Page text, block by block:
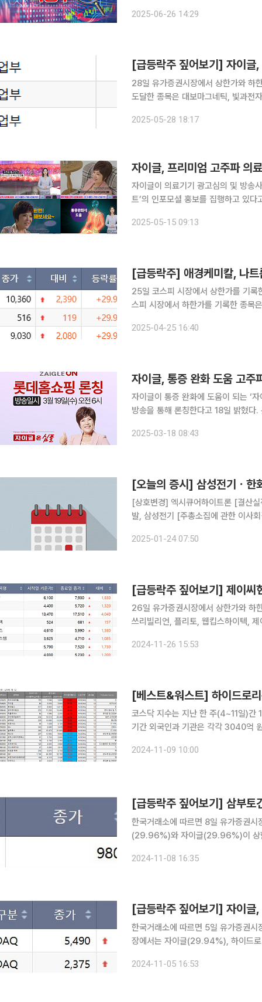
따르면 테슬라는 지난 22일(현지시간
2025-06-26 14:29
[급등락주 짚어보기] 자이
28일 유가증권시장에서 상한가와 하한가를 기록한 종
도달한 종목은 대보마그네틱, 빛과전자, 자이글 등 3개
이글은 각각 29.95%, 29.90% 상승
2025-05-28 18:17
자이글, 프리미엄 고주파 의
자이글이 의료기기 광고심의 및 방송
트’의 인포모셜 홍보를 집행하고 있
응시켜 생기는 진동으로 체내 생체
2025-05-15 09:13
[급등락주] 애경케미칼, 나트
25일 코스피 시장에서 상한가를 기
스피 시장에서 하한가를 기록한 종목은 없었다. 애경케미칼은 전 거래일보
2025-04-25 16:40
자이글, 통증 완화 도움 고주
자이글이 통증 완화에 도움이 되는 ‘
방송을 통해 론칭한다고 18일 밝혔다. 롯데홈쇼핑 간판 스타 박현태 쇼호스트와 함께 진행할 론칭
2025-03-18 08:43
[오늘의 증시] 삼성전기ㆍ한
[상호변경] 엑시큐어하이트론 [결산실적 공시 예정] 에스원, 호텔신라, 한화오션, HDC현대산업개
발, 삼성전기 [주총소집에 관한 이사회결의, 주주총회] 케이티알파, 국도화학, 롯데에너지머티리얼
2025-01-24 07:50
26일 유가증권시장에서 상한가와 하한가를 기록한 종
쓰리빌리언, 플리토, 웹킵스하이텍,
에 거래를 마쳤다. 비보존 제약은 도
2024-11-26 15:53
[베스트&워스트] 하이드로
코스닥 지수는 지난 한 주(4~11일)
기간 외국인과 기관은 각각 3040억
94.05% 오른 3000원에 거래를 마
2024-11-09 10:00
한국거래소에 따르면 8일 유가증권
(29.96%)와 자이글(29.96%)이 상한가를 기록
오른 것으로 풀이된다. 트럼프 당선
2024-11-08 16:35
한국거래소에 따르면 5일 유가증권시장
장에서는 자이글(29.94%), 하이드
마쳤다. 지난해 자이글은 이차전지 분
2024-11-05 16:53